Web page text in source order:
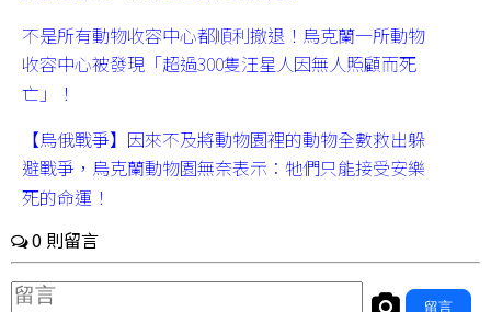
不是所有動物收容中心都順利撤退！烏克蘭一所動物
收容中心被發現「超過300隻汪星人因無人照顧而死
亡」！
【烏俄戰爭】因來不及將動物園裡的動物全數救出躲
避戰爭，烏克蘭動物園無奈表示：牠們只能接受安樂
死的命運！